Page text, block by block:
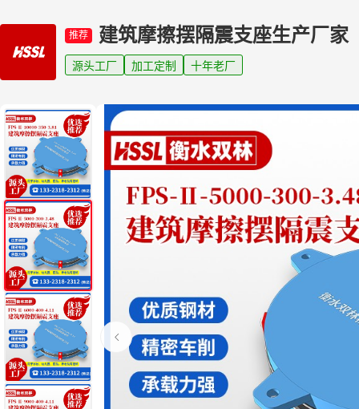
推荐 建筑摩擦摆隔震支座生产厂家
源头工厂 加工定制 十年老厂